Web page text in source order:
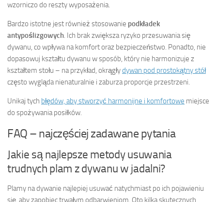
wzorniczo do reszty wyposażenia.
Bardzo istotne jest również stosowanie podkładek
antypoślizgowych. Ich brak zwiększa ryzyko przesuwania się
dywanu, co wpływa na komfort oraz bezpieczeństwo. Ponadto, nie
dopasowuj kształtu dywanu w sposób, który nie harmonizuje z
kształtem stołu – na przykład, okrągłydywan pod prostokątny stół
często wygląda nienaturalnie i zaburza proporcje przestrzeni.
Unikaj tych błędów, aby stworzyć harmonijne i komfortowe miejsce
do spożywania posiłków.
FAQ – najczęściej zadawane pytania
Jakie są najlepsze metody usuwania
trudnych plam z dywanu w jadalni?
Plamy na dywanie najlepiej usuwać natychmiast po ich pojawieniu
się, aby zapobiec trwałym odbarwieniom. Oto kilka skutecznych